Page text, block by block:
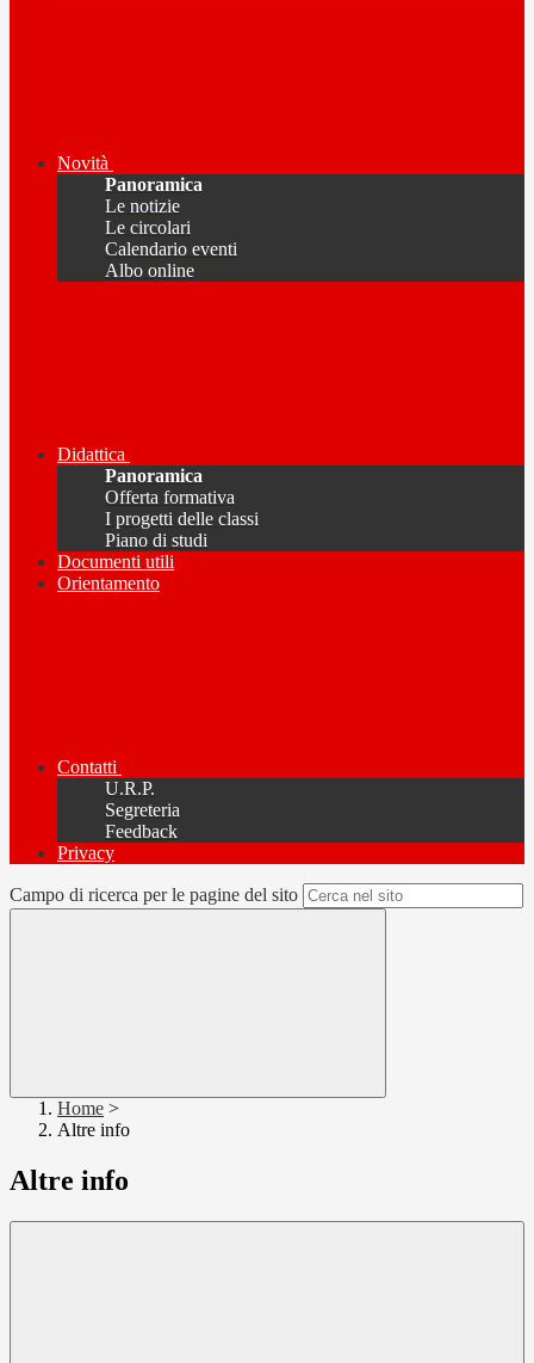
Novità
Panoramica
Le notizie
Le circolari
Calendario eventi
Albo online
Didattica
Panoramica
Offerta formativa
I progetti delle classi
Piano di studi
Documenti utili
Orientamento
Contatti
U.R.P.
Segreteria
Feedback
Privacy
Campo di ricerca per le pagine del sito
Home >
Altre info
Altre info